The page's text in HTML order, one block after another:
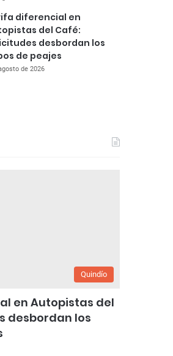
diferencial en
del Café:
desbordan los
de peajes
de 2026
Quindío
en Autopistas del
desbordan los